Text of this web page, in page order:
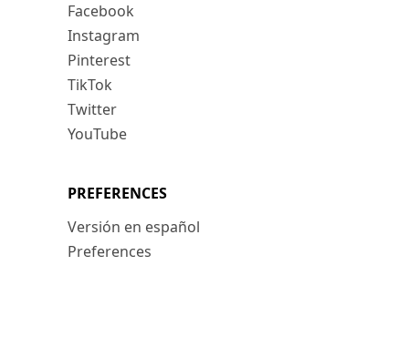
Facebook
Instagram
Pinterest
TikTok
Twitter
YouTube
PREFERENCES
Versión en español
Preferences